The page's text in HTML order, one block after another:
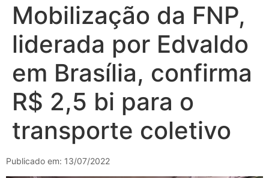
Mobilização da FNP,
liderada por Edvaldo
em Brasília, confirma
R$ 2,5 bi para o
transporte coletivo
Publicado em: 13/07/2022